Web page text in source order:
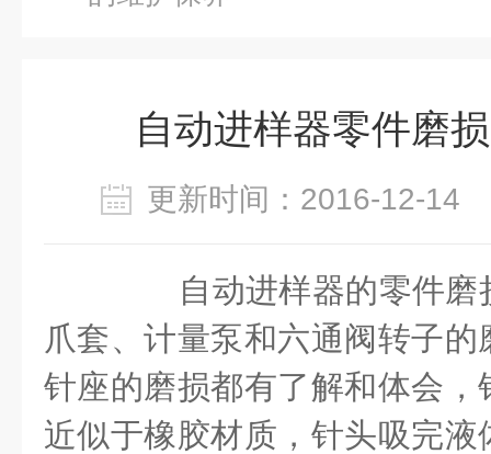
自动进样器零件磨
更新时间：2016-12-
自动进样器的零件磨
爪套、计量泵和六通阀转子
针座的磨损都有了解和体会
近似于橡胶材质，针头吸完